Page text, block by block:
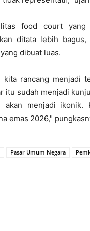
food court yang
ditata lebih bagus,
dibuat luas.
kita rancang menjadi
itu sudah menjadi
akan menjadi ikonik.
emas 2026,"
Pasar Umum Negara